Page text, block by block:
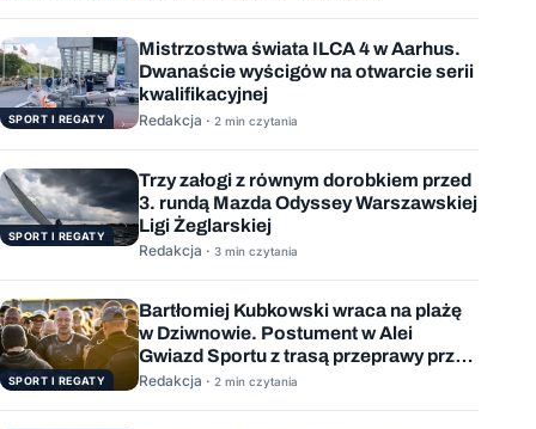
SPORT I REGATY
Mistrzostwa świata ILCA 4 w Aarhus.
Dwanaście wyścigów na otwarcie serii
kwalifikacyjnej
Redakcja · 2 min czytania
SPORT I REGATY
Trzy załogi z równym dorobkiem przed
3. rundą Mazda Odyssey Warszawskiej
Ligi Żeglarskiej
Redakcja · 3 min czytania
SPORT I REGATY
Bartłomiej Kubkowski wraca na plażę
w Dziwnowie. Postument w Alei
Gwiazd Sportu z trasą przeprawy przez
Bałtyk
Redakcja · 2 min czytania